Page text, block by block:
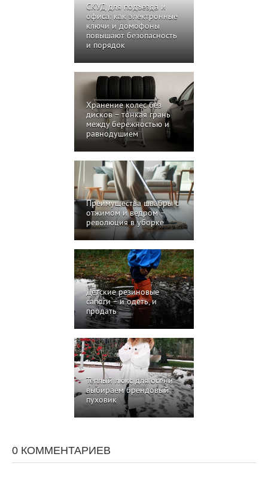
СКУД для подъезда и
офиса: как электронные
ключи и домофоны
повышают безопасность
и порядок
Хранение колес без
дисков – тонкая грань
между бережностью и
равнодушием
Преимущества швабры с
отжимом и ведром –
революция в уборке
Детские резиновые
сапоги – и одеть, и
продать
Тёплый люкс для осени:
выбираем брендовый
пуховик
0 КОММЕНТАРИЕВ